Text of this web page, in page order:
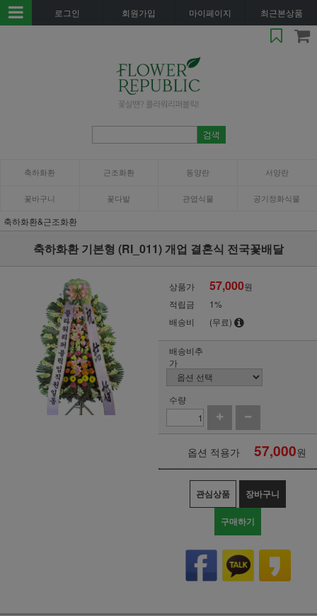
로그인 회원가입 마이페이지 최근본상품
축하화환 근조화환 동양란 서양란
꽃바구니 꽃다발 관엽식물 공기정화식물
축하화환&근조화환
축하화환 기본형 (RI_011) 개업 결혼식 전국꽃배달
상품가 57,000원
적립금
1%
배송비
(무료)
배송비추
가
수량
옵션 적용가 57,000원
관심상품 장바구니
구매하기